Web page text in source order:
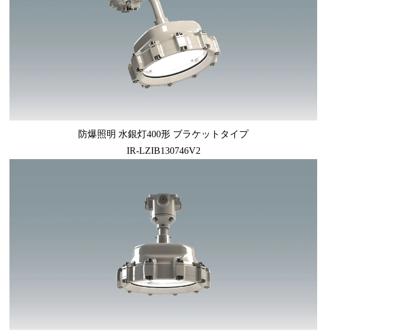
防爆照明 水銀灯400形 ブラケットタイプ
IR-LZIB130746V2